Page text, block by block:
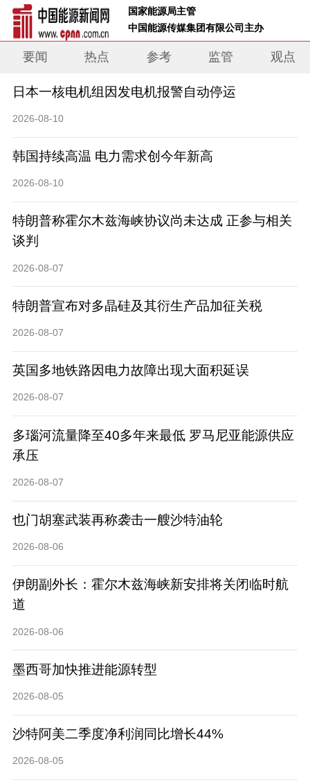
国家能源局主管
中国能源传媒集团有限公司主办
要闻 热点 参考 监管 观点
日本一核电机组因发电机报警自动停运
2026-08-10
韩国持续高温 电力需求创今年新高
2026-08-10
特朗普称霍尔木兹海峡协议尚未达成 正参与相关
谈判
2026-08-07
特朗普宣布对多晶硅及其衍生产品加征关税
2026-08-07
英国多地铁路因电力故障出现大面积延误
2026-08-07
多瑙河流量降至40多年来最低 罗马尼亚能源供应
承压
2026-08-07
也门胡塞武装再称袭击一艘沙特油轮
2026-08-06
伊朗副外长：霍尔木兹海峡新安排将关闭临时航
道
2026-08-06
墨西哥加快推进能源转型
2026-08-05
沙特阿美二季度净利润同比增长44%
2026-08-05